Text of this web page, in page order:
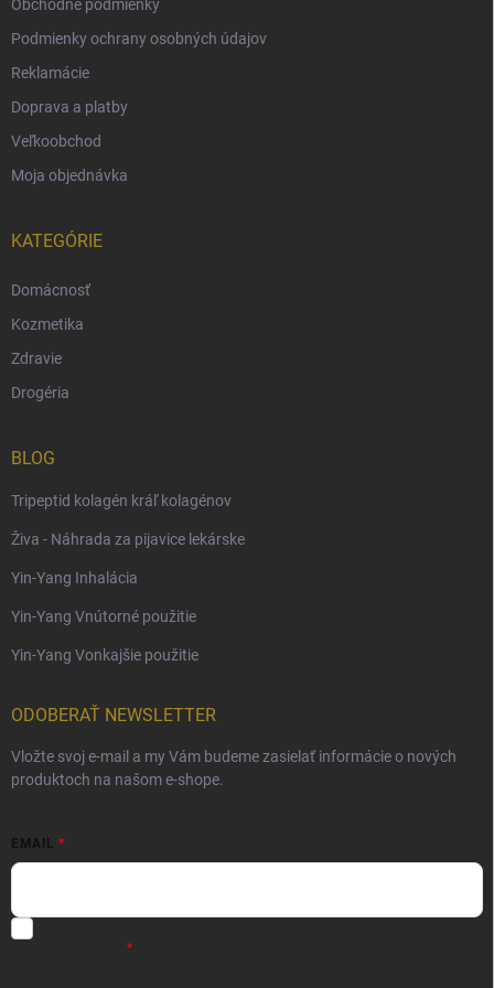
Obchodné podmienky
Podmienky ochrany osobných údajov
Reklamácie
Doprava a platby
Veľkoobchod
Moja objednávka
KATEGÓRIE
Domácnosť
Kozmetika
Zdravie
Drogéria
BLOG
Tripeptid kolagén kráľ kolagénov
Živa - Náhrada za pijavice lekárske
Yin-Yang Inhalácia
Yin-Yang Vnútorné použitie
Yin-Yang Vonkajšie použitie
ODOBERAŤ NEWSLETTER
Vložte svoj e-mail a my Vám budeme zasielať informácie o nových
produktoch na našom e-shope.
EMAIL